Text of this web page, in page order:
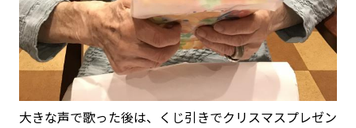
大きな声で歌った後は、くじ引きでクリスマスプレゼン